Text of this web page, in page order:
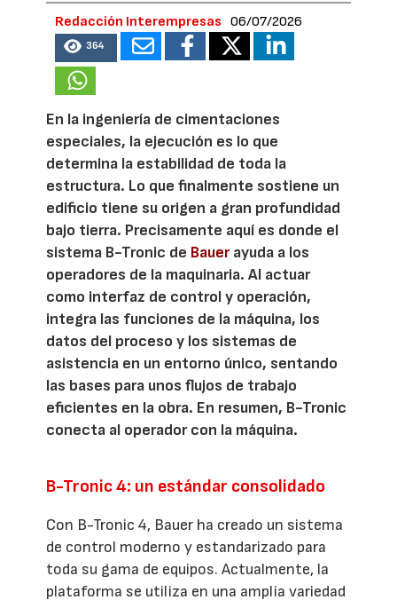
Redacción Interempresas 06/07/2026
364
En la ingeniería de cimentaciones
especiales, la ejecución es lo que
determina la estabilidad de toda la
estructura. Lo que finalmente sostiene un
edificio tiene su origen a gran profundidad
bajo tierra. Precisamente aquí es donde el
sistema B-Tronic de Bauerayuda a los
operadores de la maquinaria. Al actuar
como interfaz de control y operación,
integra las funciones de la máquina, los
datos del proceso y los sistemas de
asistencia en un entorno único, sentando
las bases para unos flujos de trabajo
eficientes en la obra. En resumen, B-Tronic
conecta al operador con la máquina.
B-Tronic 4: un estándar consolidado
Con B-Tronic 4, Bauer ha creado un sistema
de control moderno y estandarizado para
toda su gama de equipos. Actualmente, la
plataforma se utiliza en una amplia variedad